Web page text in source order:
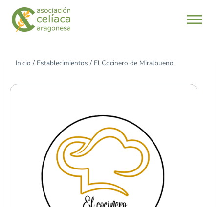
Saltar
contenido
Inicio / Establecimientos / El Cocinero de Miralbueno